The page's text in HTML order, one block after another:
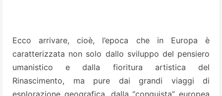
Ecco arrivare, cioè, l’epoca che in Europa è
caratterizzata non solo dallo sviluppo del pensiero
umanistico e dalla fioritura artistica del
Rinascimento, ma pure dai grandi viaggi di
esplorazione geografica, dalla “conquista” europea